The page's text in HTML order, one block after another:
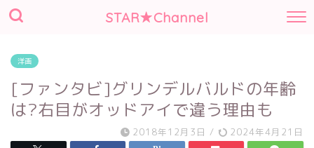
STAR★Channel
洋画
[ファンタビ]グリンデルバルドの年齢
は?右目がオッドアイで違う理由も
2018年12月3日 / 2024年4月21日